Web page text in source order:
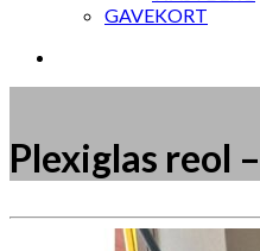
GAVEKORT
Plexiglas reol
Måske kunne nogle af